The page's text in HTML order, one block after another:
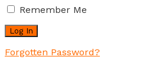
Remember Me
Forgotten Password?